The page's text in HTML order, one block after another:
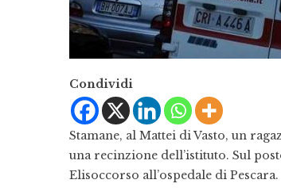
Condividi
Stamane, al Mattei di Vasto, un
una recinzione dell’istituto. Sul
Elisoccorso all’ospedale di Pescara.